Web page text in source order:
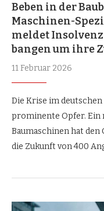
Beben in der
Maschinen-
meldet
bangen um ihre
11 Februar 2026
Die Krise im
prominente Opfer. Ein
Baumaschinen hat
die Zukunft von 400